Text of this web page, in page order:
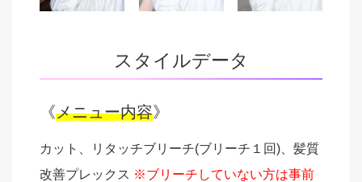
スタイルデータ
《メニュー内容》
カット、リタッチブリーチ(ブリーチ１回)、髪質
改善プレックス ※ブリーチしていない方は事前